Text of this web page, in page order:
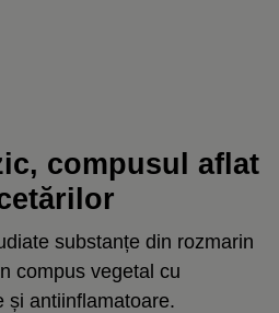
compusul aflat
substanțe din rozmarin
compus vegetal cu
și antiinflamatoare.